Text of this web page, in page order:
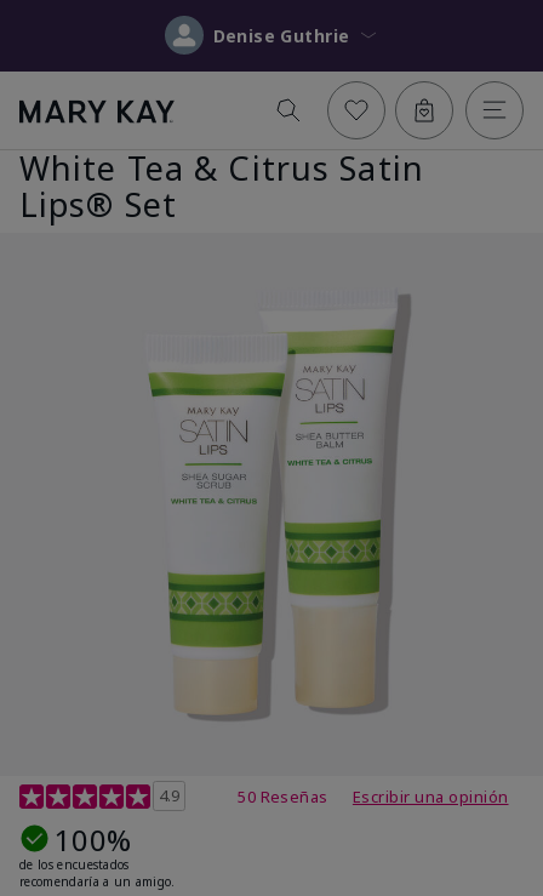
Denise Guthrie
White Tea & Citrus Satin
Lips® Set
Calificación de clientes de 4,7 de 5
4.9 50 Reseñas Escribir una opinión
100%
de los encuestados
recomendaría a un amigo.